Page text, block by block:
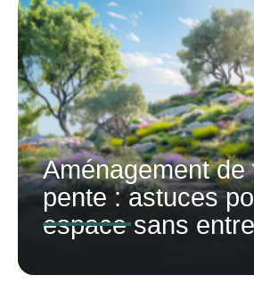
Aménagement de
pente : astuces
espace sans